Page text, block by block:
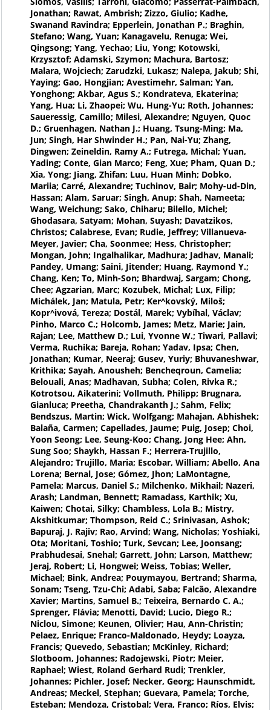
Jonathan; Rawat, Ambrish; Zizzo, Giulio; Kadhe,
Swanand Ravindra; Epperlein, Jonathan P.; Braghin,
Stefano; Wang, Yuan; Kanagavelu, Renuga; Wei,
Qingsong; Yang, Yechao; Liu, Yong; Kotowski,
Krzysztof; Adamski, Szymon; Machura, Bartosz;
Malara, Wojciech; Zarudzki, Lukasz; Nalepa, Jakub; Shi,
Yaying; Gao, Hongjian; Avestimehr, Salman; Yan,
Yonghong; Akbar, Agus S.; Kondrateva, Ekaterina;
Yang, Hua; Li, Zhaopei; Wu, Hung-Yu; Roth, Johannes;
Saueressig, Camillo; Milesi, Alexandre; Nguyen, Quoc
D.; Gruenhagen, Nathan J.; Huang, Tsung-Ming; Ma,
Jun; Singh, Har Shwinder H.; Pan, Nai-Yu; Zhang,
Dingwen; Zeineldin, Ramy A.; Futrega, Michal; Yuan,
Yading; Conte, Gian Marco; Feng, Xue; Pham, Quan D.;
Xia, Yong; Jiang, Zhifan; Luu, Huan Minh; Dobko,
Mariia; Carré, Alexandre; Tuchinov, Bair; Mohy-ud-Din,
Hassan; Alam, Saruar; Singh, Anup; Shah, Nameeta;
Wang, Weichung; Sako, Chiharu; Bilello, Michel;
Ghodasara, Satyam; Mohan, Suyash; Davatzikos,
Christos; Calabrese, Evan; Rudie, Jeffrey; Villanueva-
Meyer, Javier; Cha, Soonmee; Hess, Christopher;
Mongan, John; Ingalhalikar, Madhura; Jadhav, Manali;
Pandey, Umang; Saini, Jitender; Huang, Raymond Y.;
Chang, Ken; To, Minh-Son; Bhardwaj, Sargam; Chong,
Chee; Agzarian, Marc; Kozubek, Michal; Lux, Filip;
Michálek, Jan; Matula, Petr; Ker^kovský, Miloš;
Kopr^ivová, Tereza; Dostál, Marek; Vybíhal, Václav;
Pinho, Marco C.; Holcomb, James; Metz, Marie; Jain,
Rajan; Lee, Matthew D.; Lui, Yvonne W.; Tiwari, Pallavi;
Verma, Ruchika; Bareja, Rohan; Yadav, Ipsa; Chen,
Jonathan; Kumar, Neeraj; Gusev, Yuriy; Bhuvaneshwar,
Krithika; Sayah, Anousheh; Bencheqroun, Camelia;
Belouali, Anas; Madhavan, Subha; Colen, Rivka R.;
Kotrotsou, Aikaterini; Vollmuth, Philipp; Brugnara,
Gianluca; Preetha, Chandrakanth J.; Sahm, Felix;
Bendszus, Martin; Wick, Wolfgang; Mahajan, Abhishek;
Balaña, Carmen; Capellades, Jaume; Puig, Josep; Choi,
Yoon Seong; Lee, Seung-Koo; Chang, Jong Hee; Ahn,
Sung Soo; Shaykh, Hassan F.; Herrera-Trujillo,
Alejandro; Trujillo, Maria; Escobar, William; Abello, Ana
Lorena; Bernal, Jose; Gómez, Jhon; LaMontagne,
Pamela; Marcus, Daniel S.; Milchenko, Mikhail; Nazeri,
Arash; Landman, Bennett; Ramadass, Karthik; Xu,
Kaiwen; Chotai, Silky; Chambless, Lola B.; Mistry,
Akshitkumar; Thompson, Reid C.; Srinivasan, Ashok;
Bapuraj, J. Rajiv; Rao, Arvind; Wang, Nicholas; Yoshiaki,
Ota; Moritani, Toshio; Turk, Sevcan; Lee, Joonsang;
Prabhudesai, Snehal; Garrett, John; Larson, Matthew;
Jeraj, Robert; Li, Hongwei; Weiss, Tobias; Weller,
Michael; Bink, Andrea; Pouymayou, Bertrand; Sharma,
Sonam; Tseng, Tzu-Chi; Adabi, Saba; Falcão, Alexandre
Xavier; Martins, Samuel B.; Teixeira, Bernardo C. A.;
Sprenger, Flávia; Menotti, David; Lucio, Diego R.;
Niclou, Simone; Keunen, Olivier; Hau, Ann-Christin;
Pelaez, Enrique; Franco-Maldonado, Heydy; Loayza,
Francis; Quevedo, Sebastian; McKinley, Richard;
Slotboom, Johannes; Radojewski, Piotr; Meier,
Raphael; Wiest, Roland Gerhard Rudi; Trenkler,
Johannes; Pichler, Josef; Necker, Georg; Haunschmidt,
Andreas; Meckel, Stephan; Guevara, Pamela; Torche,
Esteban; Mendoza, Cristobal; Vera, Franco; Ríos, Elvis;